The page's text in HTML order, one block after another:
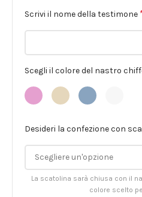
Scrivi il nome della testimone
Scegli il colore del nastro
Desideri la confezione con
La scatolina sarà chiusa con il
colore scelto